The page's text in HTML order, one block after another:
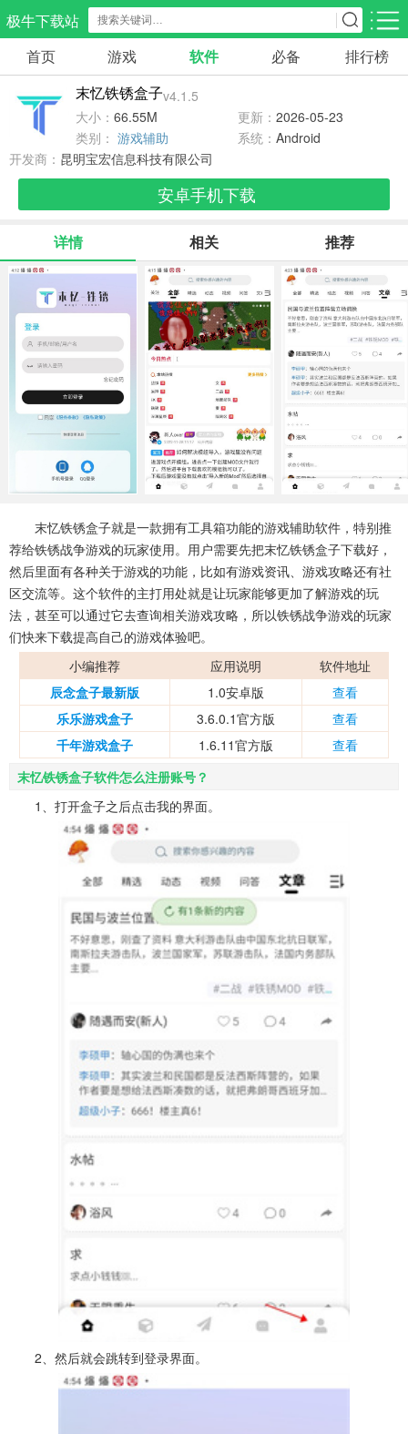
极牛下载站
应用分类 游戏分类
生活服务
298款应用
教育学习
180款应用
85款应用
游戏辅助
478款应用
216款应用
社交聊天
185款应用
电子图书
441款应用
移动办公
184款应用
新闻阅读
44款应用
金融理财
54款应用
媒体影音
603款应用
系统工具
649款应用
健康医疗
53款应用
336款应用
娱乐资讯
首页 游戏 软件 必备 排行榜
末忆铁锈盒子v4.1.5
大小： 66.55M 更新： 2026-05-23
类别： 游戏辅助 系统： Android
开发商： 昆明宝宏信息科技有限公司
安卓手机下载
详情 相关 推荐
末忆铁锈盒子就是一款拥有工具箱功能的游戏辅助软件，特别推
荐给铁锈战争游戏的玩家使用。用户需要先把末忆铁锈盒子下载好，
然后里面有各种关于游戏的功能，比如有游戏资讯、游戏攻略还有社
区交流等。这个软件的主打用处就是让玩家能够更加了解游戏的玩
法，甚至可以通过它去查询相关游戏攻略，所以铁锈战争游戏的玩家
们快来下载提高自己的游戏体验吧。
小编推荐
应用说明
软件地址
辰念盒子最新版
1.0安卓版
查看
乐乐游戏盒子
3.6.0.1官方版
查看
千年游戏盒子
1.6.11官方版
查看
末忆铁锈盒子软件怎么注册账号？
1、打开盒子之后点击我的界面。
2、然后就会跳转到登录界面。